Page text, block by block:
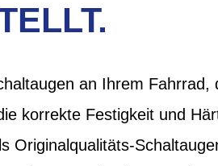
an Ihrem Fahrrad,
korrekte Festigkeit und
Originalqualitäts-